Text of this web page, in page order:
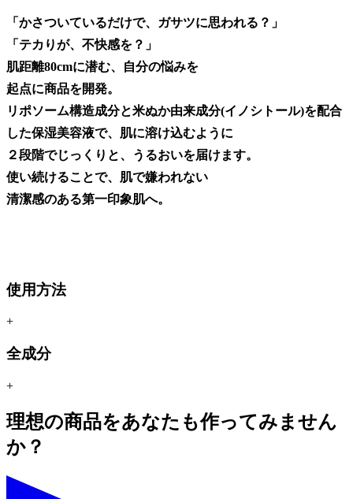
「かさついているだけで、ガサツに思われる？」
「テカりが、不快感を？」
肌距離80cmに潜む、自分の悩みを
起点に商品を開発。
リポソーム構造成分と米ぬか由来成分(イノシトール)を配合
した保湿美容液で、肌に溶け込むように
２段階でじっくりと、うるおいを届けます。
使い続けることで、肌で嫌われない
清潔感のある第一印象肌へ。
使用方法
+
全成分
+
理想の商品をあなたも作ってみません
か？